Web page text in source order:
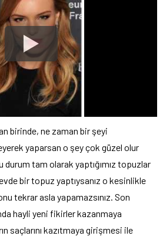
birinde, ne zaman bir şeyi
yaparsan o şey çok güzel olur
durum tam olarak yaptığımız topuzlar
bir topuz yaptıysanız o kesinlikle
tekrar asla yapamazsınız. Son
hayli yeni fikirler kazanmaya
saçlarını kazıtmaya girişmesi ile